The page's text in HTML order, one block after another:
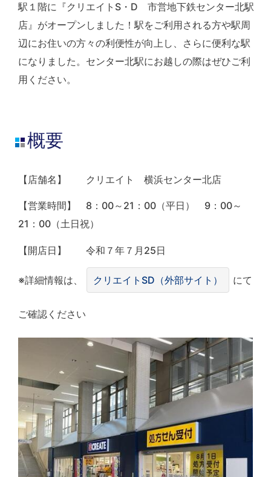
駅１階に『クリエイトS・D 市営地下鉄センター北駅
店』がオープンしました！駅をご利用される方や駅周
辺にお住いの方々の利便性が向上し、さらに便利な駅
になりました。センター北駅にお越しの際はぜひご利
用ください。
概要
【店舗名】 クリエイト 横浜センター北店
【営業時間】 8：00～21：00（平日） 9：00～
21：00（土日祝）
【開店日】 令和７年７月25日
※詳細情報は、 クリエイトSD（外部サイト） にて
ご確認ください